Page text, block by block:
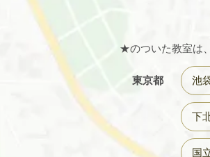
★のついた教室は
東京都 池
下
国